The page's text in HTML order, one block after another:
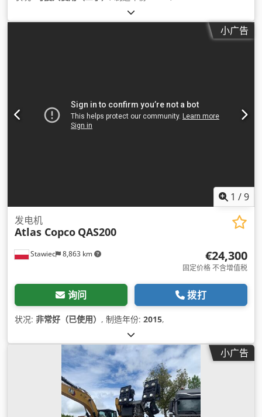
小广告
1 /9
Stawiec 8,863 km
发电机
Atlas Copco QAS200
€24,300
固定价格 不含增值税
询问 拨打
状况: 非常好（已使用） , 制造年份: 2015,
小广告